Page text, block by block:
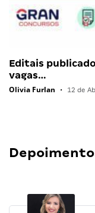
Editais
vagas…
Olivia Furlan • 12 de